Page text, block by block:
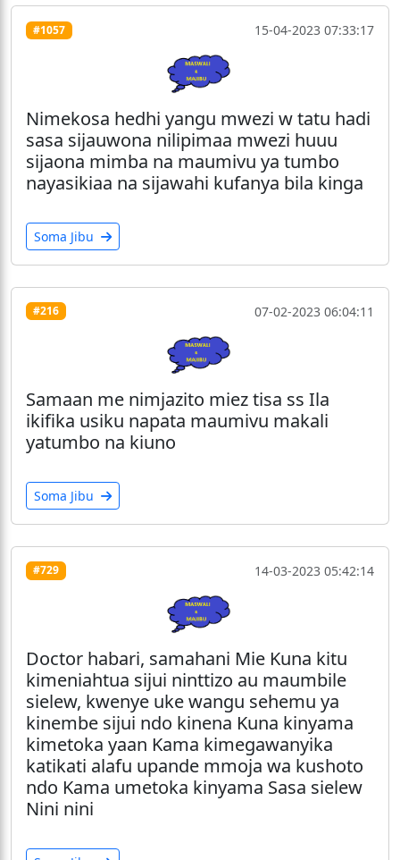
#1057 15-04-2023 07:33:17
Nimekosa hedhi yangu mwezi w tatu hadi
sasa sijauwona nilipimaa mwezi huuu
sijaona mimba na maumivu ya tumbo
nayasikiaa na sijawahi kufanya bila kinga
Soma Jibu
#216 07-02-2023 06:04:11
Samaan me nimjazito miez tisa ss Ila
ikifika usiku napata maumivu makali
yatumbo na kiuno
Soma Jibu
#729 14-03-2023 05:42:14
Doctor habari, samahani Mie Kuna kitu
kimeniahtua sijui ninttizo au maumbile
sielew, kwenye uke wangu sehemu ya
kinembe sijui ndo kinena Kuna kinyama
kimetoka yaan Kama kimegawanyika
katikati alafu upande mmoja wa kushoto
ndo Kama umetoka kinyama Sasa sielew
Nini nini